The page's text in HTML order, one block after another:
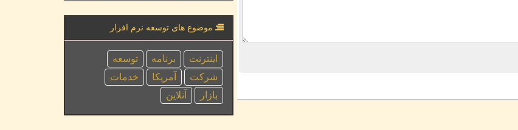
موضوع های توسعه نرم افزار
اینترنت برنامه
توسعه
شركت
آمریكا
خدمات
بازار
آنلاین